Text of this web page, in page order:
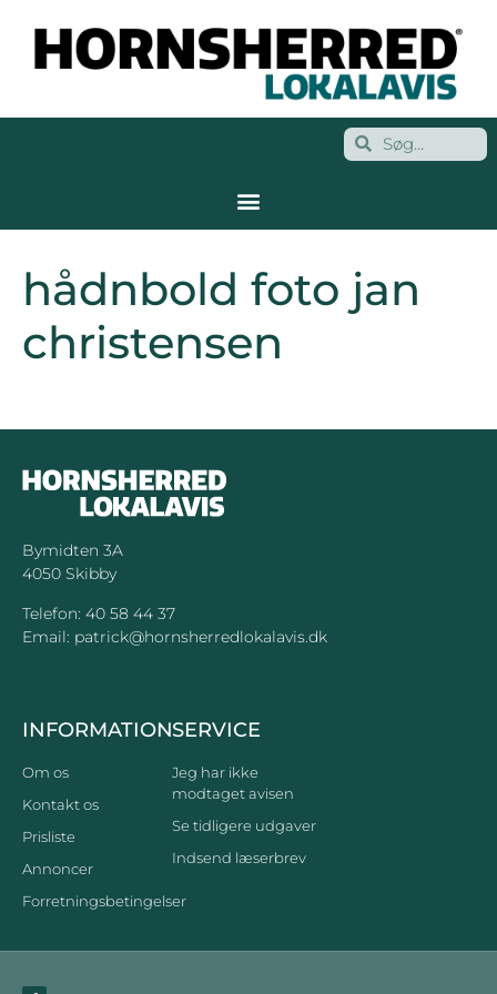
hådnbold foto jan
christensen
Bymidten 3A
4050 Skibby
Telefon: 40 58 44 37
Email: patrick@hornsherredlokalavis.dk
INFORMATION
Om os
Kontakt os
Prisliste
Annoncer
Forretningsbetingelser
SERVICE
Jeg har ikke
modtaget avisen
Se tidligere udgaver
Indsend læserbrev